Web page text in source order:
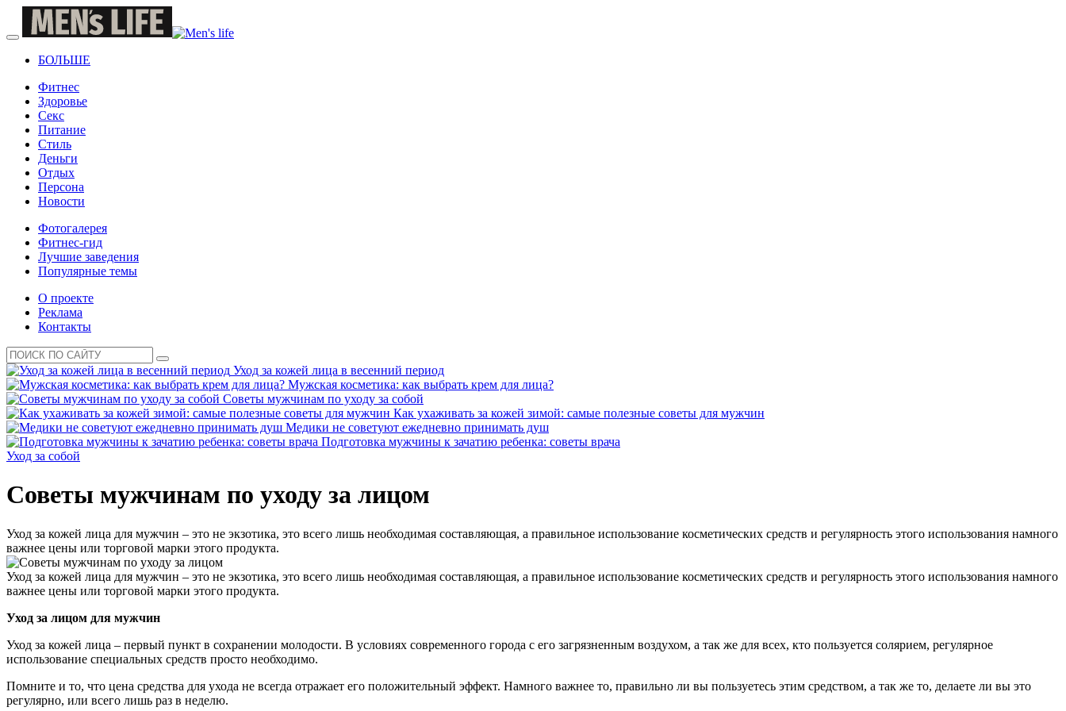
БОЛЬШЕ
Фитнес
Здоровье
Секс
Питание
Стиль
Деньги
Отдых
Персона
Новости
Фотогалерея
Фитнес-гид
Лучшие заведения
Популярные темы
О проекте
Реклама
Контакты
Уход за кожей лица в весенний период
Мужская косметика: как выбрать крем для лица?
Советы мужчинам по уходу за собой
Как ухаживать за кожей зимой: самые полезные советы для мужчин
Медики не советуют ежедневно принимать душ
Подготовка мужчины к зачатию ребенка: советы врача
Уход за собой
Советы мужчинам по уходу за лицом
Уход за кожей лица для мужчин – это не экзотика, это всего лишь необходимая составляющая, а правильное использование косметических средств и регулярность этого использования намного
важнее цены или торговой марки этого продукта.
Уход за кожей лица для мужчин – это не экзотика, это всего лишь необходимая составляющая, а правильное использование косметических средств и регулярность этого использования намного
важнее цены или торговой марки этого продукта.
Уход за лицом для мужчин
Уход за кожей лица – первый пункт в сохранении молодости. В условиях современного города с его загрязненным воздухом, а так же для всех, кто пользуется солярием, регулярное
использование специальных средств просто необходимо.
Помните и то, что цена средства для ухода не всегда отражает его положительный эффект. Намного важнее то, правильно ли вы пользуетесь этим средством, а так же то, делаете ли вы это
регулярно, или всего лишь раз в неделю.